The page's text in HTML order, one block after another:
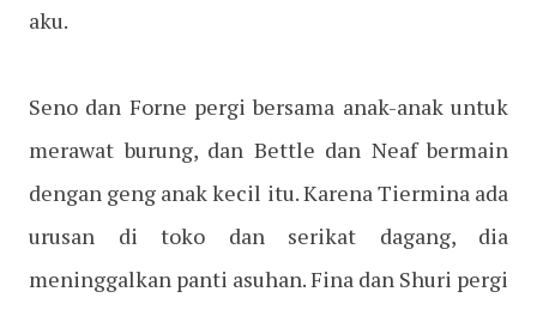
aku.
Seno dan Forne pergi bersama anak-anak untuk
merawat burung, dan Bettle dan Neaf bermain
dengan geng anak kecil itu. Karena Tiermina ada
urusan di toko dan serikat dagang, dia
meninggalkan panti asuhan. Fina dan Shuri pergi